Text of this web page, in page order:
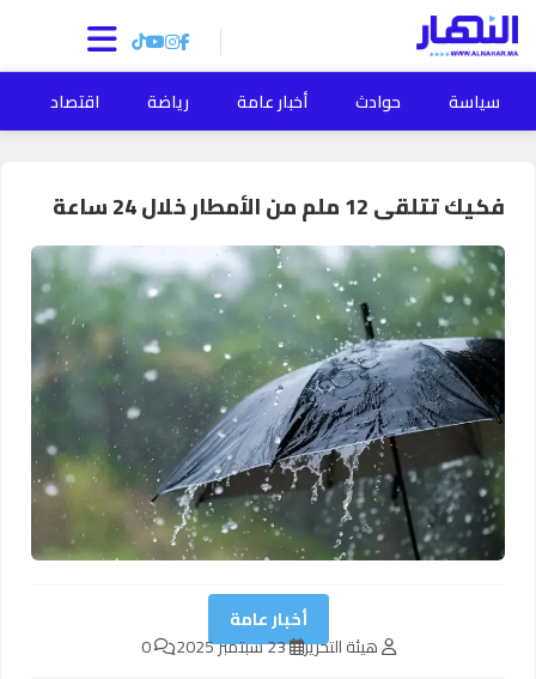
سياسة حوادث أخبار عامة رياضة اقتصاد
فكيك تتلقى 12 ملم من الأمطار خلال 24 ساعة
أخبار عامة
هيئة التحرير 23 سبتمبر 2025 0